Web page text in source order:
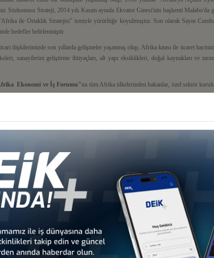
Strateji, 2014 yılı Kasım ayında Ekvator Ginesi'nin başkenti
ile Ortaklık Stratejisi" ismiyle yürürlüğe koyulmuştur. Son olarak Sayın
hedefler belirlenmiştir.
ilişkilerimizde son yıllarda gelişmeler yaşanmış olup, Afrika kıtası ile ticaret
sanayilerini geliştirme ihtiyaçları, alt yapı eksiklikleri, doğal kaynakları ve
Ekonomi ve İş Forumu" na tüm Afrika ülkelerinden bakanlar, özel sektör
katılacak olup, anılan Forum kapsamında altyapı, yatırım, enerji,
home-tr-tradresinden ulaşılabilmektedir.